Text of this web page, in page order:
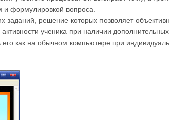
формулировкой вопроса.
заданий, решение которых позволяет
ученика при наличии
как на обычном компьютере при